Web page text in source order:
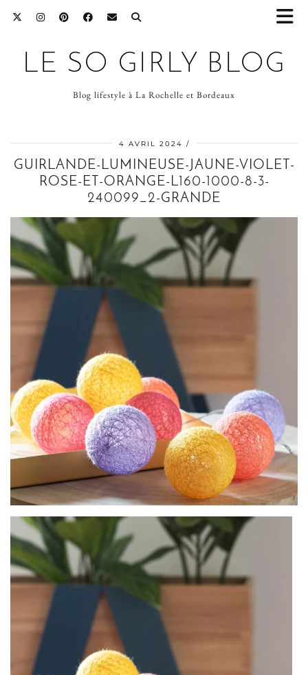
LE SO GIRLY BLOG
Blog lifestyle à La Rochelle et Bordeaux
4 AVRIL 2024
GUIRLANDE-LUMINEUSE-JAUNE-VIOLET-
ROSE-ET-ORANGE-L160-1000-8-3-
240099_2-GRANDE